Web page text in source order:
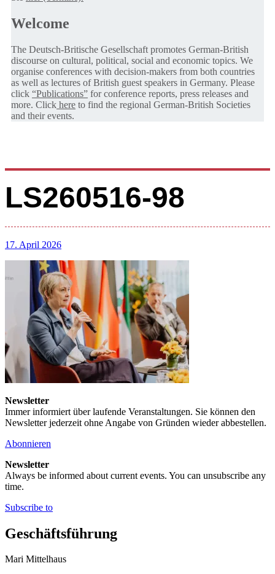
Welcome
The Deutsch-Britische Gesellschaft promotes German-British
discourse on cultural, political, social and economic topics. We
organise conferences with decision-makers from both countries
as well as lectures of British guest speakers in Germany. Please
click “Publications” for conference reports, press releases and
more. Click here to find the regional German-British Societies
and their events.
LS260516-98
17. April 2026
Newsletter
Immer informiert über laufende Veranstaltungen. Sie können den
Newsletter jederzeit ohne Angabe von Gründen wieder abbestellen.
Abonnieren
Newsletter
Always be informed about current events. You can unsubscribe any
time.
Subscribe to
Geschäftsführung
Mari Mittelhaus